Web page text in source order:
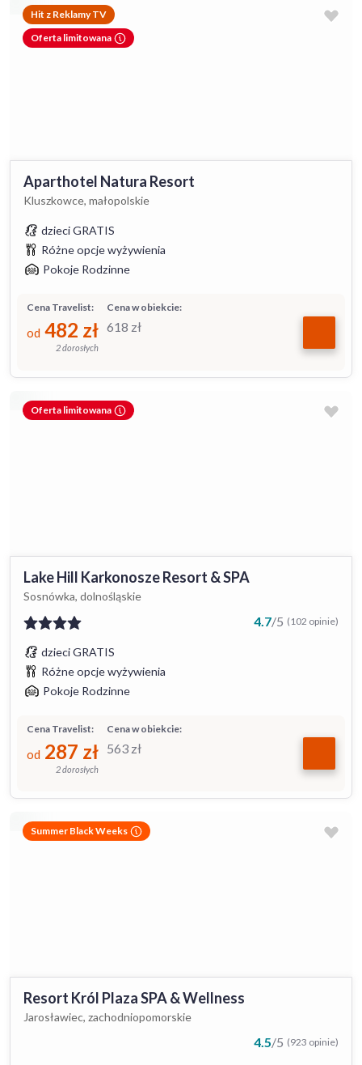
Hit z Reklamy TV
Oferta limitowana
Aparthotel Natura Resort
Kluszkowce, małopolskie
dzieci GRATIS
Różne opcje wyżywienia
Pokoje Rodzinne
Cena w obiekcie:
618 zł
Cena Travelist:
od 482 zł
2 dorosłych
Oferta limitowana
Lake Hill Karkonosze Resort & SPA
Sosnówka, dolnośląskie
4.7/5 (102 opinie)
dzieci GRATIS
Różne opcje wyżywienia
Pokoje Rodzinne
Cena w obiekcie:
563 zł
Cena Travelist:
od 287 zł
2 dorosłych
Summer Black Weeks
Resort Król Plaza SPA & Wellness
Jarosławiec, zachodniopomorskie
4.5/5 (923 opinie)